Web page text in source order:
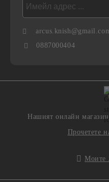
0887000404
Нашият онлайн
Прочетете
Моите